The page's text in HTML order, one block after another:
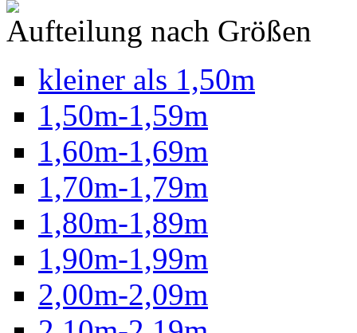
Aufteilung nach Größen
kleiner als 1,50m
1,50m-1,59m
1,60m-1,69m
1,70m-1,79m
1,80m-1,89m
1,90m-1,99m
2,00m-2,09m